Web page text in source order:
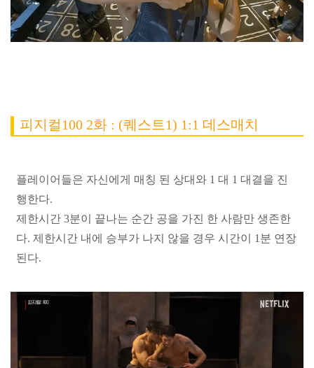
피지컬100 2화 : (퀘스트1) 1:1 데스매치
플레이어들은 자신에게 매칭 된 상대와 1 대 1 대결을 진
행한다.
제한시간 3분이 끝나는 순간 공을 가진 한 사람만 생존한
다. 제한시간 내에 승부가 나지 않을 경우 시간이 1분 연장
된다.